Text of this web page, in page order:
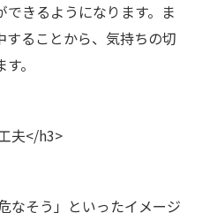
きるようになります。ま
することから、気持ちの切
。
夫</h3>
なそう」といったイメージ